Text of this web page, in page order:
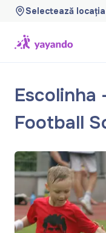
Selectează locația
Escolinha
Football